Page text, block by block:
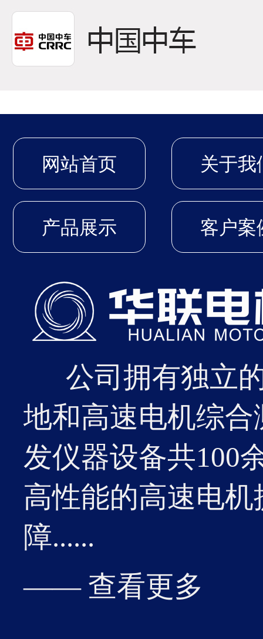
08
2026-04
近日
过中
的节
01
2026-04
近日
的年
优秀
19
2026-03
网站首页 关于我
产品展示 客户案
公司拥有独立
地和高速电机综
发仪器设备共100
高性能的高速电
障......
—— 查看更多